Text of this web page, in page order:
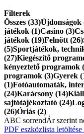
Filterek
Összes (33)Újdonságok
játékok (1)Casino (3)
játékok (19)Felnőtt (26)
(5)Sportjátékok,
(27)Kiegészítő
kényeztető programok
programok (3)Gyerek
(1)Fotóautomaták,
(24)Karácsony (14)
sajtótájékoztató (24)
(26)Óriás (2)
ABC sorrendÁr szerint
PDF eszközlista letöltése